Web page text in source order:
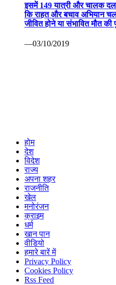
इसमें 149 यात्री और चालक
कि राहत और बचाव अभियान
जीवित होने या संभावित मौत
—03/10/2019
होम
देश
विदेश
राज्य
अपना शहर
राजनीति
खेल
मनोरंजन
क्राइम
धर्म
खान पान
वीडियो
हमारे बारें में
Privacy Policy
Cookies Policy
Rss Feed